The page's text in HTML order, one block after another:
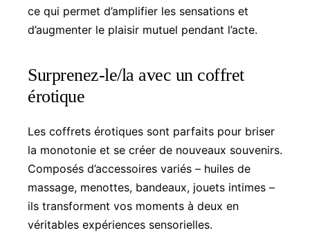
ce qui permet d’amplifier les sensations et
d’augmenter le plaisir mutuel pendant l’acte.
Surprenez-le/la avec un coffret
érotique
Les coffrets érotiques sont parfaits pour briser
la monotonie et se créer de nouveaux souvenirs.
Composés d’accessoires variés – huiles de
massage, menottes, bandeaux, jouets intimes –
ils transforment vos moments à deux en
véritables expériences sensorielles.